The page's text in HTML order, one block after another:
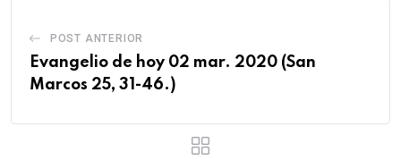
POST ANTERIOR
Evangelio de hoy 02 mar. 2020 (San
Marcos 25, 31-46.)